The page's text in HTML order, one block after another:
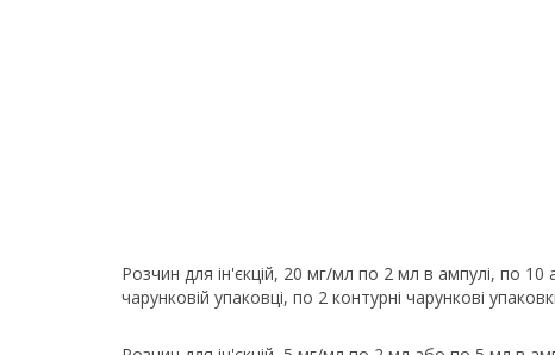
Розчин для ін'єкцій, 20 мг/мл по 2 мл в ампулі, по 10
чарунковій упаковці, по 2 контурні чарункові